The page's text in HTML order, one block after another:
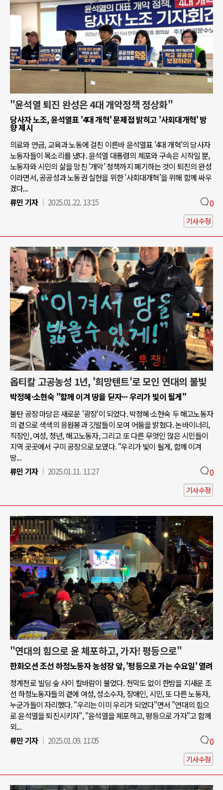
"윤석열 퇴진 완성은 4대 개악정책 정상화"
당사자 노조, 윤석열표 '4대 개혁' 문제점 밝히고 '사회대개혁' 방
향 제시
의료와 연금, 교육과 노동에 걸친 이른바 윤석열표 '4대 개혁'의 당사자
노동자들이 목소리를 냈다. 윤석열 대통령의 체포와 구속은 시작일 뿐,
노동자와 시민의 삶을 망친 '개악' 정책까지 폐기하는 것이 퇴진의 완성
이라면서, 공공성과 노동권 실현을 위한 '사회대개혁'을 위해 함께 싸우
겠다...
류민 기자
2025.01.22. 13:15 0
기사수정
옵티칼 고공농성 1년, '희망텐트'로 모인 연대의 불빛
박정혜·소현숙 "함께 이겨 땅을 딛자··· 우리가 빛이 될게"
불탄 공장 마당은 새로운 '광장'이 되었다. 박정혜·소현숙 두 해고노동자
의 곁으로 색색의 응원봉과 깃발들이 모여 어둠을 밝혔다. 논바이너리,
직장인, 여성, 청년, 해고노동자, 그리고 또 다른 무엇인 많은 시민들이
지역 곳곳에서 구미 공장으로 모였다. "우리가 빛이 될게, 함께 이겨
땅...
류민 기자
2025.01.11. 11:27 0
기사수정
"연대의 힘으로 윤 체포하고, 가자! 평등으로"
한화오션 조선 하청노동자 농성장 앞, '평등으로 가는 수요일' 열려
청계천로 빌딩 숲 사이 칼바람이 불었다. 천막도 없이 한밤을 지새운 조
선 하청노동자들의 곁에 여성, 성소수자, 장애인, 시민, 또 다른 노동자,
누군가들이 자리했다. "우리는 이미 우리가 되었다"면서 "연대의 힘으
로 윤석열을 퇴진시키자", "윤석열을 체포하고, 평등으로 가자"고 함께
외...
류민 기자
2025.01.09. 11:05 0
기사수정